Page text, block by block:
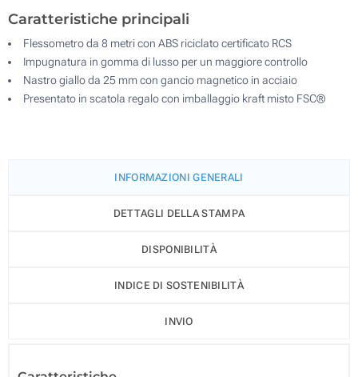
Caratteristiche principali
Flessometro da 8 metri con ABS riciclato certificato RCS
Impugnatura in gomma di lusso per un maggiore controllo
Nastro giallo da 25 mm con gancio magnetico in acciaio
Presentato in scatola regalo con imballaggio kraft misto FSC®
INFORMAZIONI GENERALI
DETTAGLI DELLA STAMPA
DISPONIBILITÀ
INDICE DI SOSTENIBILITÀ
INVIO